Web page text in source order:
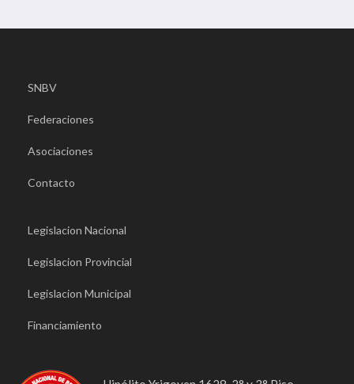
SNBV
Federaciones
Asociaciones
Contacto
Legislacion Nacional
Legislacion Provincial
Legislacion Municipal
Financiamiento